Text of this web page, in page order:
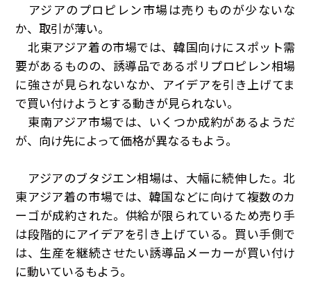
アジアのプロピレン市場は売りものが少ないな
か、取引が薄い。
北東アジア着の市場では、韓国向けにスポット需
要があるものの、誘導品であるポリプロピレン相場
に強さが見られないなか、アイデアを引き上げてま
で買い付けようとする動きが見られない。
東南アジア市場では、いくつか成約があるようだ
が、向け先によって価格が異なるもよう。
アジアのブタジエン相場は、大幅に続伸した。北
東アジア着の市場では、韓国などに向けて複数のカ
ーゴが成約された。供給が限られているため売り手
は段階的にアイデアを引き上げている。買い手側で
は、生産を継続させたい誘導品メーカーが買い付け
に動いているもよう。